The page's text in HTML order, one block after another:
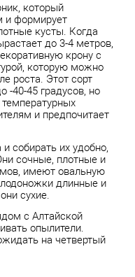
который
и формирует
кусты. Когда
до 3-4 метров,
крону с
которую можно
роста. Этот сорт
-40-45 градусов, но
температурных
и предпочитает
собирать их удобно,
сочные, плотные и
имеют овальную
длинные и
сухие.
с Алтайской
опылители.
на четвертый